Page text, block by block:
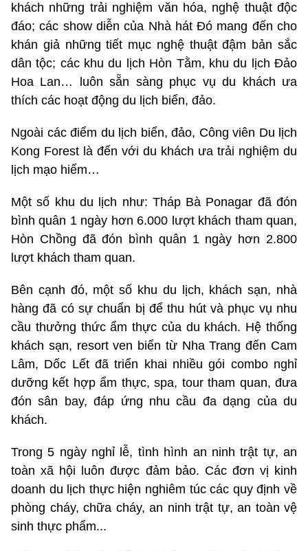
khách những trải nghiệm văn hóa, nghệ thuật độc
đáo; các show diễn của Nhà hát Đó mang đến cho
khán giả những tiết mục nghệ thuật đậm bản sắc
dân tộc; các khu du lịch Hòn Tằm, khu du lịch Đảo
Hoa Lan… luôn sẵn sàng phục vụ du khách ưa
thích các hoạt động du lịch biển, đảo.
Ngoài các điểm du lịch biển, đảo, Công viên Du lịch
Kong Forest là đến với du khách ưa trải nghiệm du
lịch mạo hiểm…
Một số khu du lịch như: Tháp Bà Ponagar đã đón
bình quân 1 ngày hơn 6.000 lượt khách tham quan,
Hòn Chồng đã đón bình quân 1 ngày hơn 2.800
lượt khách tham quan.
Bên cạnh đó, một số khu du lịch, khách sạn, nhà
hàng đã có sự chuẩn bị để thu hút và phục vụ nhu
cầu thưởng thức ẩm thực của du khách. Hệ thống
khách sạn, resort ven biển từ Nha Trang đến Cam
Lâm, Dốc Lết đã triển khai nhiều gói combo nghỉ
dưỡng kết hợp ẩm thực, spa, tour tham quan, đưa
đón sân bay, đáp ứng nhu cầu đa dạng của du
khách.
Trong 5 ngày nghỉ lễ, tình hình an ninh trật tự, an
toàn xã hội luôn được đảm bảo. Các đơn vị kinh
doanh du lịch thực hiện nghiêm túc các quy định về
phòng cháy, chữa cháy, an ninh trật tự, an toàn vệ
sinh thực phẩm...